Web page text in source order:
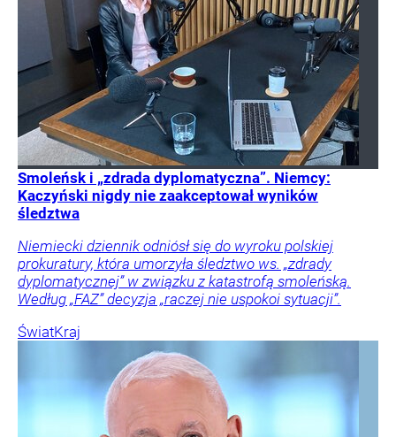
Smoleńsk i „zdrada dyplomatyczna”. Niemcy:
Kaczyński nigdy nie zaakceptował wyników
śledztwa
Niemiecki dziennik odniósł się do wyroku polskiej
prokuratury, która umorzyła śledztwo ws. „zdrady
dyplomatycznej” w związku z katastrofą smoleńską.
Według „FAZ” decyzja „raczej nie uspokoi sytuacji”.
ŚwiatKraj